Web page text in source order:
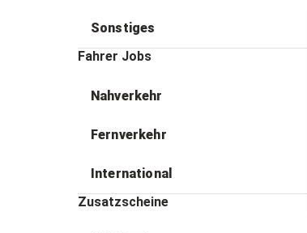
Sonstiges
Fahrer Jobs
Nahverkehr
Fernverkehr
International
Zusatzscheine